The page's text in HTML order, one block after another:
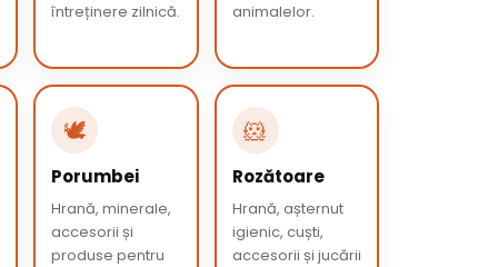
întreținere zilnică.
animalelor.
🕊️
Porumbei
Hrană, minerale,
accesorii și
produse pentru
🐹
Rozătoare
Hrană, așternut
igienic, cuști,
accesorii și jucării